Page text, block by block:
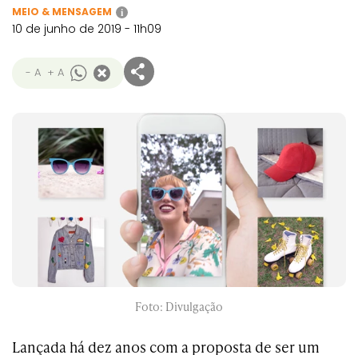
MEIO & MENSAGEM i
10 de junho de 2019 - 11h09
- A + A
Foto: Divulgação
Lançada há dez anos com a proposta de ser um